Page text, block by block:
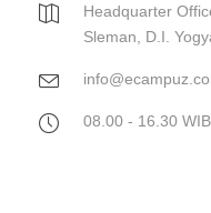
Headquarter
Sleman, D.I.
08.00 - 16.30 WIB